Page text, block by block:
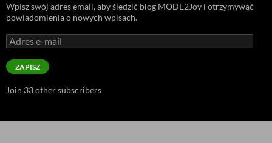
Wpisz swój adres email, aby śledzić blog MODE2Joy i otrzymywać
powiadomienia o nowych wpisach.
Adres
e-
mail
ZAPISZ
Join 33 other subscribers